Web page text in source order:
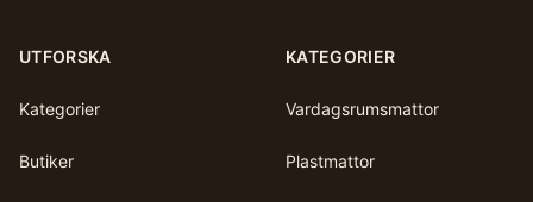
UTFORSKA
Kategorier
Butiker
KATEGORIER
Vardagsrumsmattor
Plastmattor